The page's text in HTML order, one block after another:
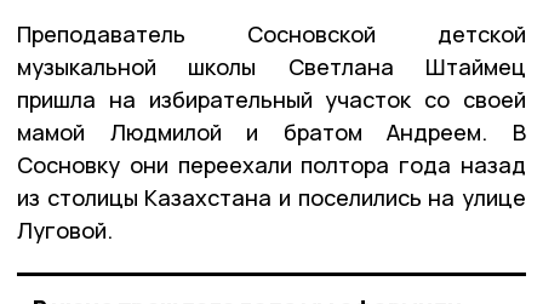
Преподаватель Сосновской детской
музыкальной школы Светлана Штаймец
пришла на избирательный участок со своей
мамой Людмилой и братом Андреем. В
Сосновку они переехали полтора года назад
из столицы Казахстана и поселились на улице
Луговой.